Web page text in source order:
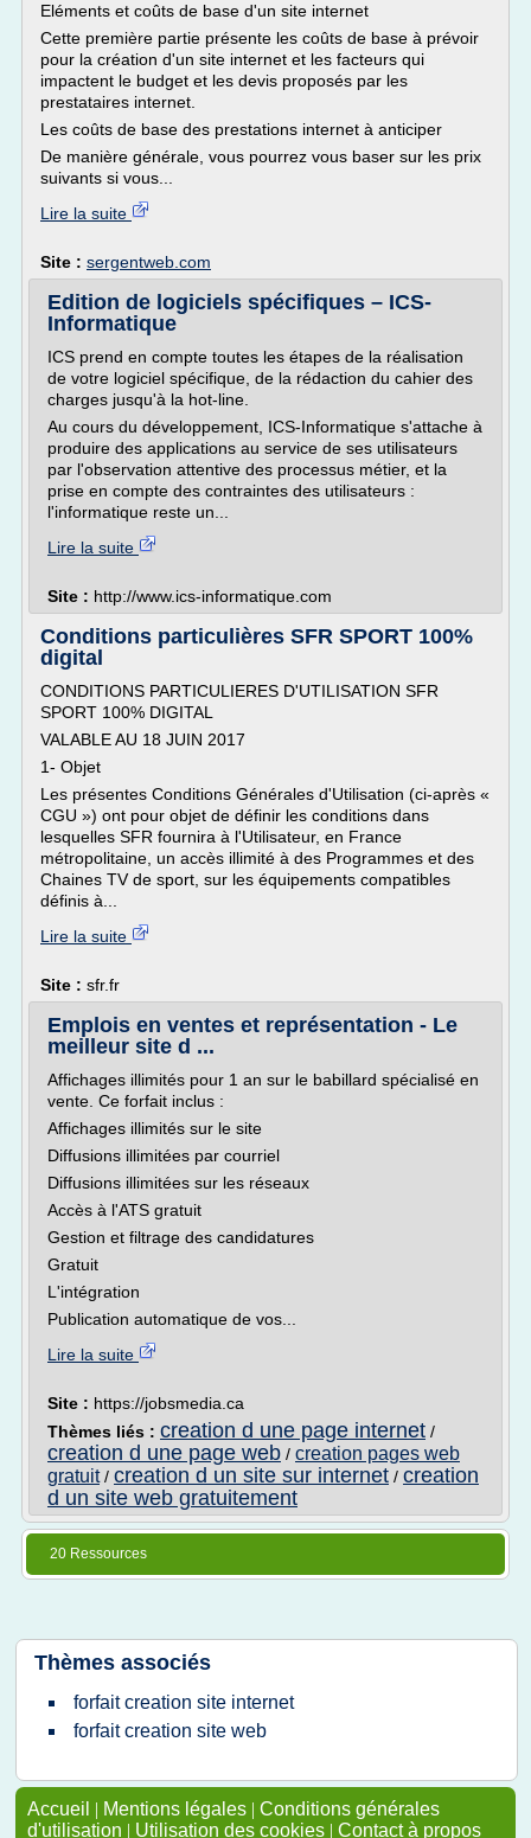
Eléments et coûts de base d'un site internet
Cette première partie présente les coûts de base à prévoir
pour la création d'un site internet et les facteurs qui
impactent le budget et les devis proposés par les
prestataires internet.
Les coûts de base des prestations internet à anticiper
De manière générale, vous pourrez vous baser sur les prix
suivants si vous...
Lire la suite
Site : sergentweb.com
Edition de logiciels spécifiques – ICS-
Informatique
ICS prend en compte toutes les étapes de la réalisation
de votre logiciel spécifique, de la rédaction du cahier des
charges jusqu'à la hot-line.
Au cours du développement, ICS-Informatique s'attache à
produire des applications au service de ses utilisateurs
par l'observation attentive des processus métier, et la
prise en compte des contraintes des utilisateurs :
l'informatique reste un...
Lire la suite
Site : http://www.ics-informatique.com
Conditions particulières SFR SPORT 100%
digital
CONDITIONS PARTICULIERES D'UTILISATION SFR
SPORT 100% DIGITAL
VALABLE AU 18 JUIN 2017
1- Objet
Les présentes Conditions Générales d'Utilisation (ci-après «
CGU ») ont pour objet de définir les conditions dans
lesquelles SFR fournira à l'Utilisateur, en France
métropolitaine, un accès illimité à des Programmes et des
Chaines TV de sport, sur les équipements compatibles
définis à...
Lire la suite
Site : sfr.fr
Emplois en ventes et représentation - Le
meilleur site d ...
Affichages illimités pour 1 an sur le babillard spécialisé en
vente. Ce forfait inclus :
Affichages illimités sur le site
Diffusions illimitées par courriel
Diffusions illimitées sur les réseaux
Accès à l'ATS gratuit
Gestion et filtrage des candidatures
Gratuit
L'intégration
Publication automatique de vos...
Lire la suite
Site : https://jobsmedia.ca
Thèmes liés : creation d une page internet /
creation d une page web / creation pages web
gratuit/ creation d un site sur internet / creation
d un site web gratuitement
20 Ressources
Thèmes associés
forfait creation site internet
forfait creation site web
Accueil | Mentions légales | Conditions générales
d'utilisation | Utilisation des cookies | Contact à propos